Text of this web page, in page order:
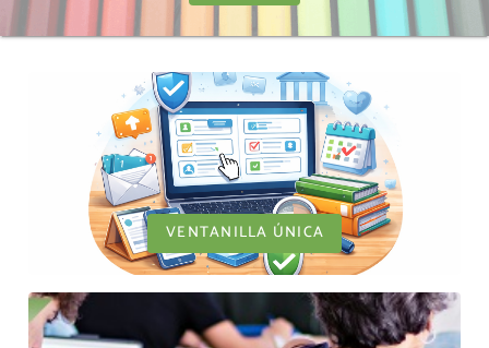
VENTANILLA ÚNICA